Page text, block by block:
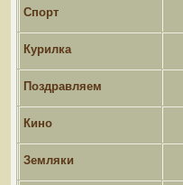
Спорт
Курилка
Поздравляем
Кино
Земляки